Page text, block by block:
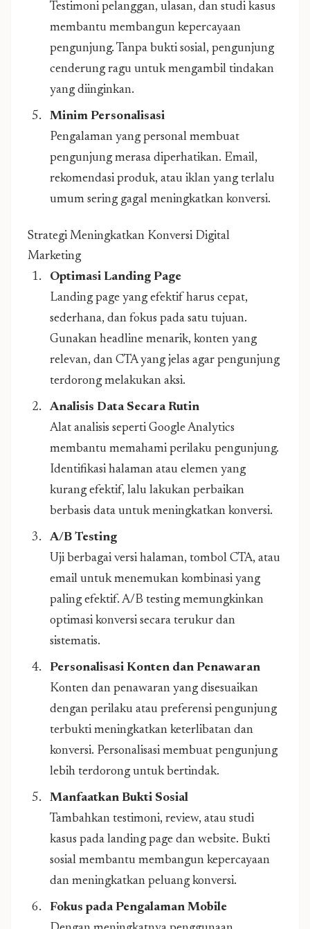
Testimoni pelanggan, ulasan, dan studi kasus
membantu membangun kepercayaan
pengunjung. Tanpa bukti sosial, pengunjung
cenderung ragu untuk mengambil tindakan
yang diinginkan.
Minim Personalisasi
Pengalaman yang personal membuat
pengunjung merasa diperhatikan. Email,
rekomendasi produk, atau iklan yang terlalu
umum sering gagal meningkatkan konversi.
Strategi Meningkatkan Konversi Digital
Marketing
Optimasi Landing Page
Landing page yang efektif harus cepat,
sederhana, dan fokus pada satu tujuan.
Gunakan headline menarik, konten yang
relevan, dan CTA yang jelas agar pengunjung
terdorong melakukan aksi.
Analisis Data Secara Rutin
Alat analisis seperti Google Analytics
membantu memahami perilaku pengunjung.
Identifikasi halaman atau elemen yang
kurang efektif, lalu lakukan perbaikan
berbasis data untuk meningkatkan konversi.
A/B Testing
Uji berbagai versi halaman, tombol CTA, atau
email untuk menemukan kombinasi yang
paling efektif. A/B testing memungkinkan
optimasi konversi secara terukur dan
sistematis.
Personalisasi Konten dan Penawaran
Konten dan penawaran yang disesuaikan
dengan perilaku atau preferensi pengunjung
terbukti meningkatkan keterlibatan dan
konversi. Personalisasi membuat pengunjung
lebih terdorong untuk bertindak.
Manfaatkan Bukti Sosial
Tambahkan testimoni, review, atau studi
kasus pada landing page dan website. Bukti
sosial membantu membangun kepercayaan
dan meningkatkan peluang konversi.
Fokus pada Pengalaman Mobile